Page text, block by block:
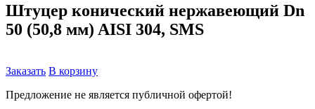
Штуцер конический нержавеющий Dn
50 (50,8 мм) AISI 304, SMS
Заказать В корзину
Предложение не является публичной офертой!